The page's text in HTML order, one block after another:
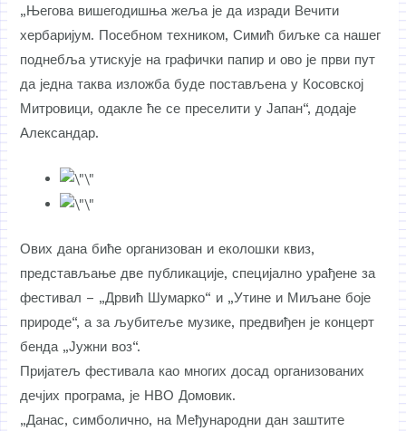
„Његова вишегодишња жеља је да изради Вечити
хербаријум. Посебном техником, Симић биљке са нашег
поднебља утискује на графички папир и ово је први пут
да једна таква изложба буде постављена у Косовској
Митровици, одакле ће се преселити у Јапан“, додаје
Александар.
Ових дана биће организован и еколошки квиз,
представљање две публикације, специјално урађене за
фестивал – „Дрвић Шумарко“ и „Утине и Миљане боје
природе“, а за љубитеље музике, предвиђен је концерт
бенда „Јужни воз“.
Пријатељ фестивала као многих досад организованих
дечјих програма, је НВО Домовик.
„Данас, симболично, на Међународни дан заштите